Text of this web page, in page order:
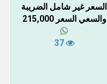
السعر غير شامل الضريبة
والسعي السعر 215,000
37